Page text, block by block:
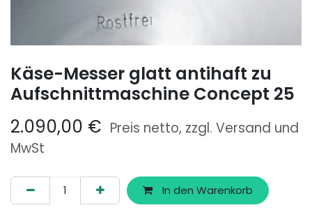
Käse-Messer glatt antihaft zu
Aufschnittmaschine Concept 25
2.090,00 € Preis netto, zzgl. Versand und
MwSt
In den Warenkorb